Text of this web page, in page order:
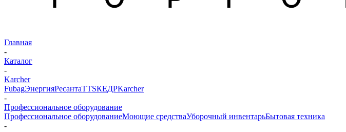
Главная
-
Каталог
-
Karcher
FubagЭнергияРесантаTTSКЕДРKarcher
-
Профессиональное оборудование
Профессиональное оборудованиеМоющие средстваУборочный инвентарьБытовая техника
-